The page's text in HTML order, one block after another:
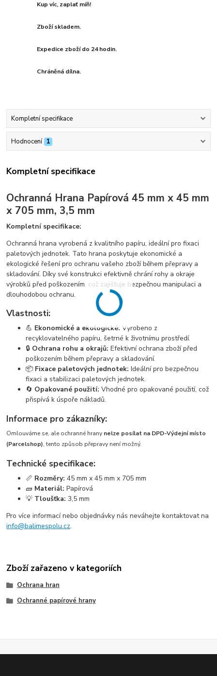
Kup víc, zaplať míň!
Zboží skladem.
Expedice zboží do 24 hodin.
Chráněná dílna.
Kompletní specifikace
Hodnocení 1
Kompletní specifikace
Ochranná Hrana Papírová 45 mm x 45 mm
x 705 mm, 3,5 mm
Kompletní specifikace:
Ochranná hrana vyrobená z kvalitního papíru, ideální pro fixaci
paletových jednotek. Tato hrana poskytuje ekonomické a
ekologické řešení pro ochranu vašeho zboží během přepravy a
skladování. Díky své konstrukci efektivně chrání rohy a okraje
výrobků před poškozením, což zajišťuje bezpečnou manipulaci a
dlouhodobou ochranu.
Vlastnosti:
💪 Ekonomické a ekologické: Vyrobeno z
recyklovatelného papíru, šetrné k životnímu prostředí.
🔒 Ochrana rohu a okrajů: Efektivní ochrana zboží před
poškozením během přepravy a skladování.
📦 Fixace paletových jednotek: Ideální pro bezpečnou
fixaci a stabilizaci paletových jednotek.
🔄 Opakované použití: Vhodné pro opakované použití, což
přispívá k úspoře nákladů.
Informace pro zákazníky:
Omlouváme se, ale ochranné hrany nelze posílat na DPD-Výdejní místo
(Parcelshop), tento způsob přepravy není možný.
Technické specifikace:
📏 Rozměry: 45 mm x 45 mm x 705 mm
🧱 Materiál: Papírová
💡 Tloušťka: 3,5 mm
Pro více informací nebo objednávky nás neváhejte kontaktovat na
info@balimespolu.cz.
Zboží zařazeno v kategoriích
Ochrana hran
Ochranné papírové hrany